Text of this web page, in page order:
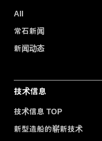
All
常石新闻
新闻动态
技术信息
技术信息 TOP
新型造船的崭新技术